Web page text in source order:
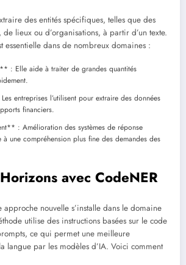
des entités spécifiques, telles que des
de lieux ou d’organisations, à partir d’un texte.
essentielle dans de nombreux domaines :
: Elle aide à traiter de grandes quantités
entreprises l’utilisent pour extraire des données
financiers.
: Amélioration des systèmes de réponse
à une compréhension plus fine des demandes des
avec CodeNER
approche nouvelle s’installe dans le domaine
utilise des instructions basées sur le code
ce qui permet une meilleure
langue par les modèles d’IA. Voici comment